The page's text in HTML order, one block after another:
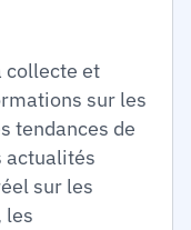
collecte et
sur les
tendances de
actualités
sur les
les